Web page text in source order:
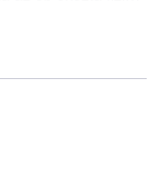
felmerülő
tartását és annak
jártas szakértőt.